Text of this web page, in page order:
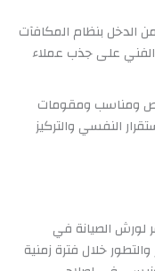
الدخل بنظام المكافآت
الفني على جذب عملاء
ومناسب ومقومات
النفسي والتركيز
لورش الصيانة في
خلال فترة زمنية